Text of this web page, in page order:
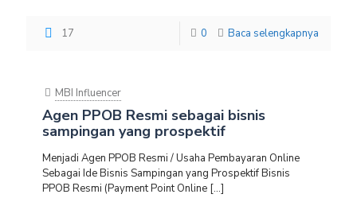
17 0 Baca selengkapnya
MBI Influencer
Agen PPOB Resmi sebagai bisnis
sampingan yang prospektif
Menjadi Agen PPOB Resmi / Usaha Pembayaran Online
Sebagai Ide Bisnis Sampingan yang Prospektif Bisnis
PPOB Resmi (Payment Point Online […]